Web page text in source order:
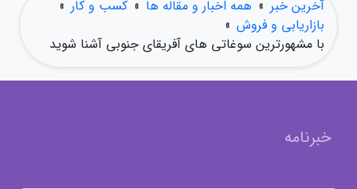
آخرین خبر » همه اخبار و مقاله ها » کسب و کار »
بازاریابی و فروش »
با مشهورترین سوغاتی های آفریقای جنوبی آشنا شوید
خبرنامه